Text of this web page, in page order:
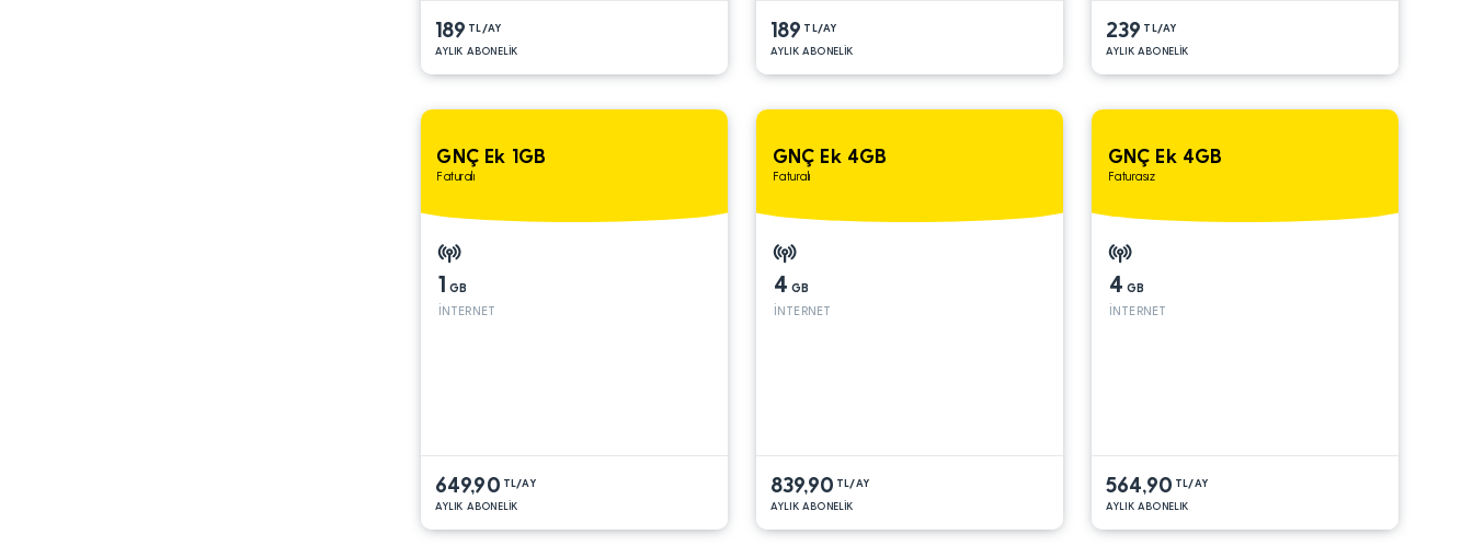
189 TL/AY
AYLIK ABONELİK
189 TL/AY
AYLIK ABONELİK
239 TL/AY
AYLIK ABONELİK
GNÇ Ek 1GB
Faturalı
1 GB
İNTERNET
649,90 TL/AY
AYLIK ABONELİK
GNÇ Ek 4GB
Faturalı
4 GB
İNTERNET
839,90 TL/AY
AYLIK ABONELİK
GNÇ Ek 4GB
Faturasız
4 GB
İNTERNET
564,90 TL/AY
AYLIK ABONELIK